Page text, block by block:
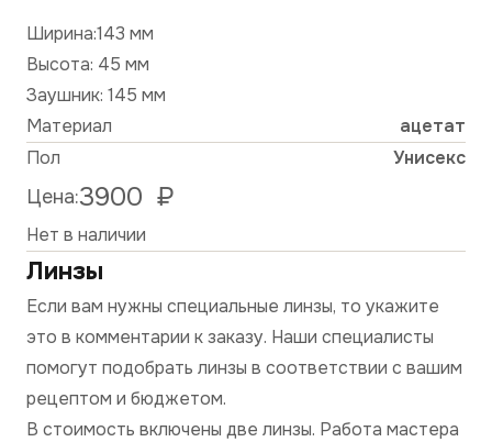
Ширина:143 мм
Высота: 45 мм
Заушник: 145 мм
Материал
ацетат
Пол
Унисекс
Цена:3900 ₽
Нет в наличии
Линзы
Если вам нужны специальные линзы, то укажите
это в комментарии к заказу. Наши специалисты
помогут подобрать линзы в соответствии с вашим
рецептом и бюджетом.
В стоимость включены две линзы. Работа мастера